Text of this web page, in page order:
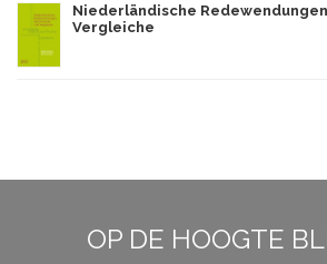
Niederländische
Vergleiche
OP DE HOOGTE